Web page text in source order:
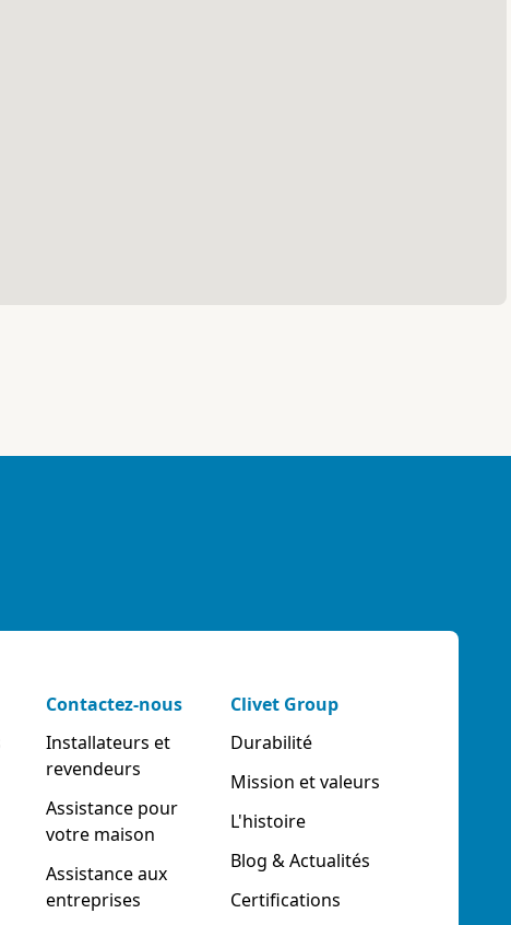
Contactez-nous
Installateurs et
revendeurs
Assistance pour
votre maison
Assistance aux
entreprises
Clivet Group
Durabilité
Mission et valeurs
L'histoire
Blog & Actualités
Certifications